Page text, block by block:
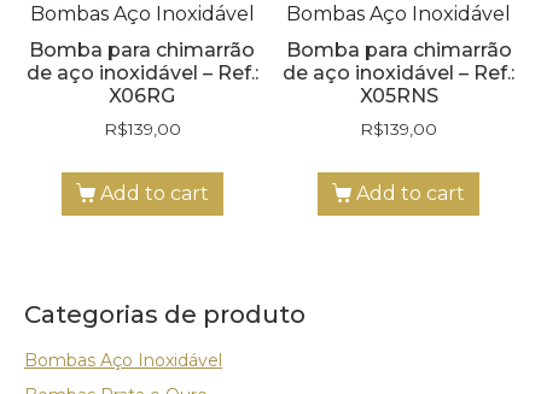
Bombas Aço Inoxidável
Bomba para chimarrão
de aço inoxidável – Ref.:
X06RG
R$139,00
Add to cart
Bombas Aço Inoxidável
Bomba para chimarrão
de aço inoxidável – Ref.:
X05RNS
R$139,00
Add to cart
Categorias de produto
Bombas Aço Inoxidável